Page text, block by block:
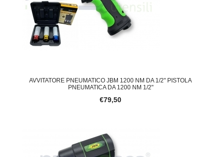
AVVITATORE PNEUMATICO JBM 1200 NM DA 1/2" PISTOLA
PNEUMATICA DA 1200 NM 1/2"
€79,50